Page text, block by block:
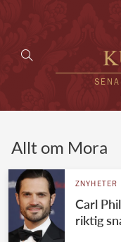
Allt om Mora
ZNYHETER
Carl
riktig